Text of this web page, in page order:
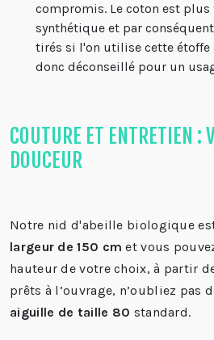
compromis. Le coton est
synthétique et par
tirés si l'on utilise cette étoffe
donc déconseillé pour un
COUTURE ET ENTRETIEN :
DOUCEUR
Notre nid d'abeille biologique
largeur de 150 cm et vous
hauteur de votre choix, à partir
prêts à l’ouvrage, n’oubliez pas
aiguille de taille 80 standard.